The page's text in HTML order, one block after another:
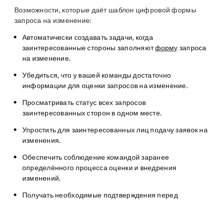
Возможности, которые даёт шаблон цифровой формы
запроса на изменение:
Автоматически создавать задачи, когда
заинтересованные стороны заполняютформу запроса
на изменение.
Убедиться, что у вашей команды достаточно
информации для оценки запросов на изменение.
Просматривать статус всех запросов
заинтересованных сторон в одном месте.
Упростить для заинтересованных лиц подачу заявок на
изменения.
Обеспечить соблюдение командой заранее
определённого процесса оценки и внедрения
изменений.
Получать необходимые подтверждения перед